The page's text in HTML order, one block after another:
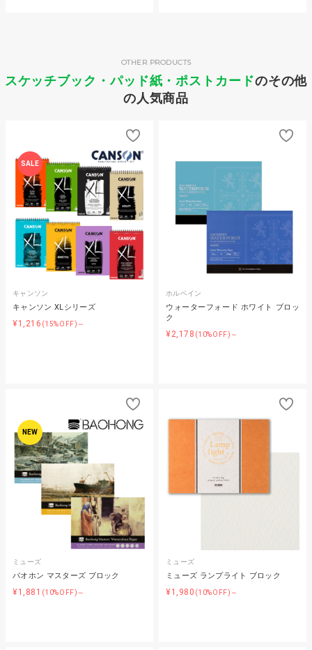
スケッチブック・パッド紙・ポストカードのその他
の人気商品
OTHER PRODUCTS
SALE
キャンソン
キャンソン XLシリーズ
¥1,216 (15%OFF)～
ホルベイン
ウォーターフォード ホワイト ブロッ
ク
¥2,178 (10%OFF)～
NEW
ミューズ
バオホン マスターズ ブロック
¥1,881 (10%OFF)～
ミューズ
ミューズ ランプライト ブロック
¥1,980 (10%OFF)～